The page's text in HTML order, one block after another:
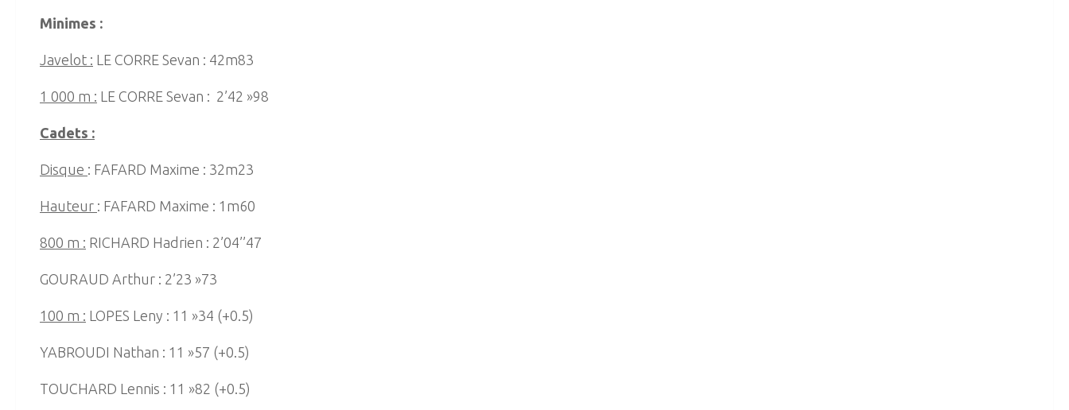
Minimes :
Javelot : LE CORRE Sevan : 42m83
1 000 m : LE CORRE Sevan : 2’42 »98
Cadets :
Disque : FAFARD Maxime : 32m23
Hauteur : FAFARD Maxime : 1m60
800 m : RICHARD Hadrien : 2’04’’47
GOURAUD Arthur : 2’23 »73
100 m : LOPES Leny : 11 »34 (+0.5)
YABROUDI Nathan : 11 »57 (+0.5)
TOUCHARD Lennis : 11 »82 (+0.5)